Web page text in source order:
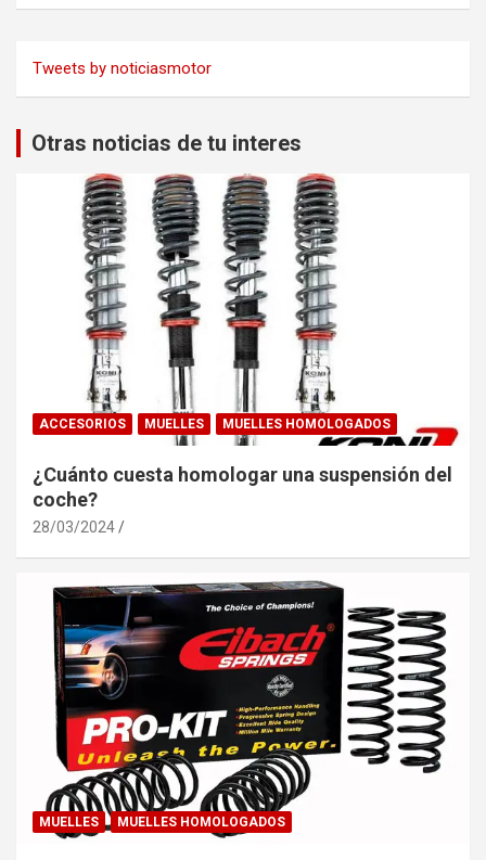
Tweets by noticiasmotor
Otras noticias de tu interes
ACCESORIOS MUELLES MUELLES HOMOLOGADOS
¿Cuánto cuesta homologar una suspensión del
coche?
28/03/2024
MUELLES MUELLES HOMOLOGADOS